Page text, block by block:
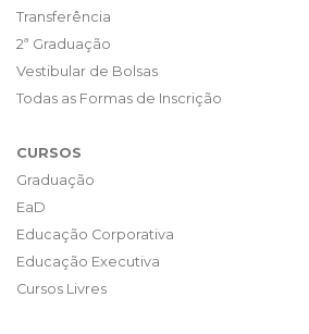
Transferência
2ª Graduação
Vestibular de Bolsas
Todas as Formas de Inscrição
CURSOS
Graduação
EaD
Educação Corporativa
Educação Executiva
Cursos Livres